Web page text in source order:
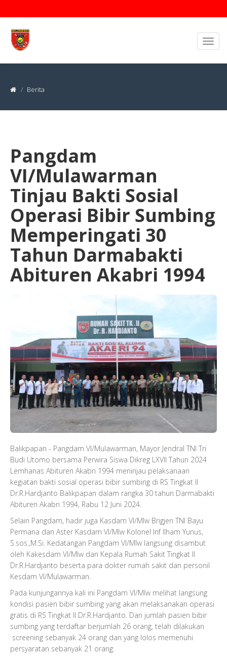
Berita
Pangdam
VI/Mulawarman
Tinjau Bakti Sosial
Operasi Bibir Sumbing
Memperingati 30
Tahun Darmabakti
Abituren Akabri 1994
Balikpapan - Pangdam VI/Mulawarman, Mayor Jendral TNI Tri
Budi Utomo bersama Perwira Siswa Dikreg LXVII Tahun 2024
Lemhanas Abituren Akabri 1994 meninjau pelaksanaan
kegiatan bakti sosial operasi bibir sumbing di RS Tingkat II
Dr.R.Hardjanto Balikpapan dalam rangka 30 tahun Darmabakti
Abituren Akabri 1994, Rabu 12 Juni 2024.
Selain Pangdam, hadir juga Kasdam VI/Mlw Brigjen TNI Bayu
Permana dan Aster Kasdam VI/Mlw Kolonel Inf Ilham Yunus,
S.sos.,M.Si. Kedatangan Pangdam VI/Mlw langsung disambut
oleh Kakesdam VI/Mlw dan Kepala Rumah Sakit Tingkat II
Dr.R.Hardjanto beserta para dokter rumah sakit dan personil
Kesdam VI/Mulawarman.
Pada kunjungannya kali ini Pangdam VI/Mlw melihat langsung
kondisi pasien bibir sumbing yang akan melaksanakan operasi
gratis di RS Tingkat II Dr.R.Hardjanto. Dari jumlah pasien bibir
sumbing yang terdaftar berjumlah 26 orang, telah dilakukan
screening sebanyak 24 orang dan yang lolos memenuhi
persyaratan sebanyak 21 orang.